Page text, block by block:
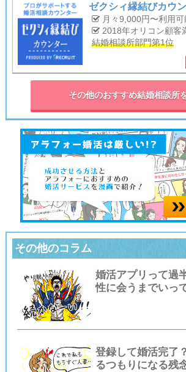
ゼクシィ縁結びカウ
月々9,000円〜利用可
2018年オリコン顧客
結婚相談所部門第1位
その他のおすすめ結婚相談所
その他のコラム
婚活アプリって過
性に会うまでいっ
登録して婚活完了
るつもりになる残